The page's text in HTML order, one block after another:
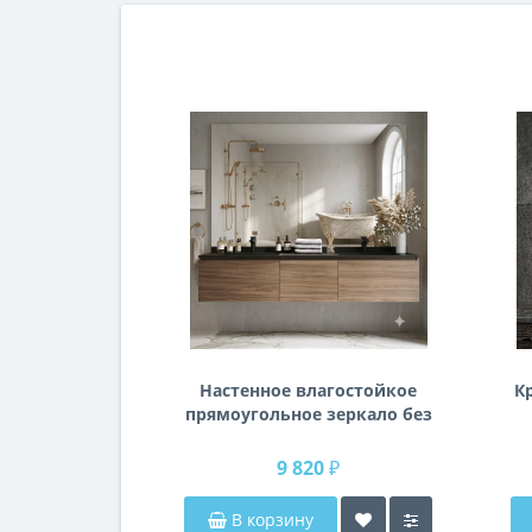
Настенное влагостойкое
прямоугольное зеркало без
см (1400 мм)
9 820 ₽
В корзину